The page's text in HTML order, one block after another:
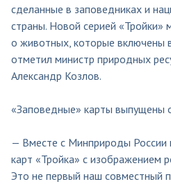
сделанные в заповедниках и
страны. Новой серией «Тройки»
о животных, которые включены
отметил министр природных
Александр Козлов.
«Заповедные» карты выпущены
— Вместе с Минприроды России
карт «Тройка» с изображением
Это не первый наш совместный